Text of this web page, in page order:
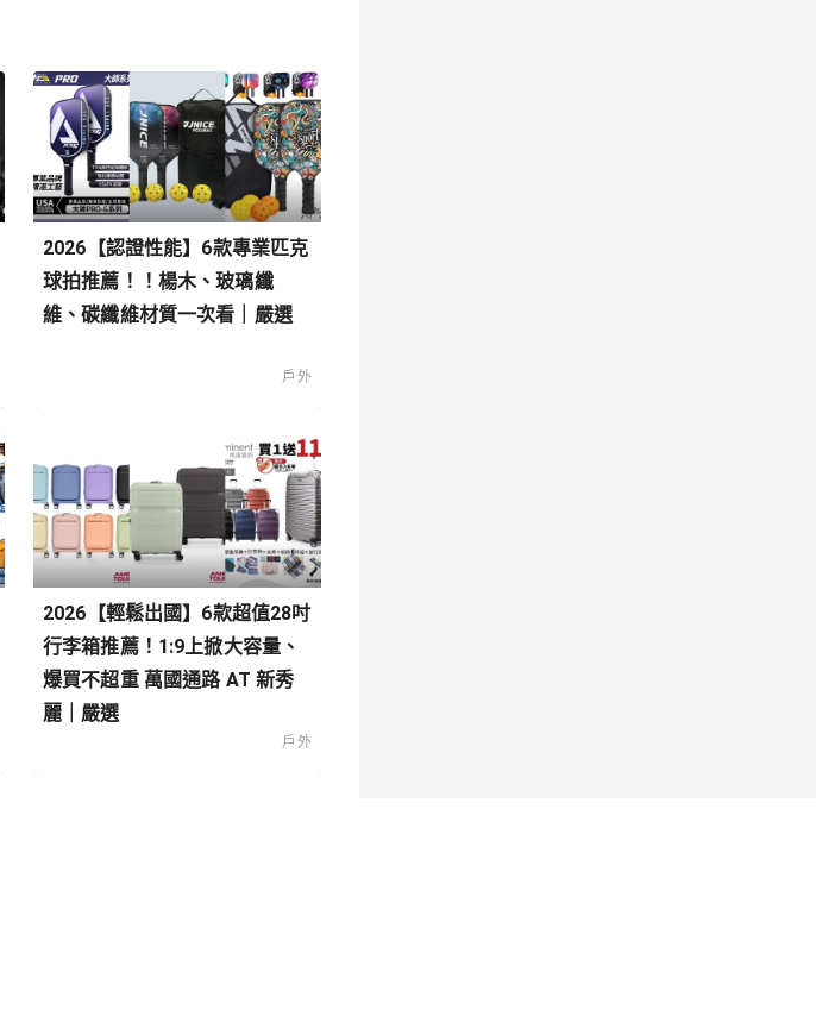
2026【認證性能】6款專業匹克
球拍推薦！！楊木、玻璃纖
維、碳纖維材質一次看｜嚴選
戶外
2026【輕鬆出國】6款超值28吋
行李箱推薦！1:9上掀大容量、
爆買不超重 萬國通路 AT 新秀
麗｜嚴選
戶外